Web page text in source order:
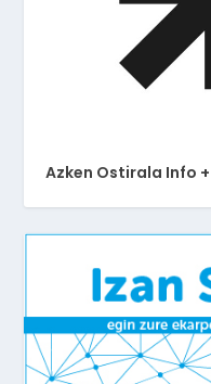
Azken Ostirala Info +